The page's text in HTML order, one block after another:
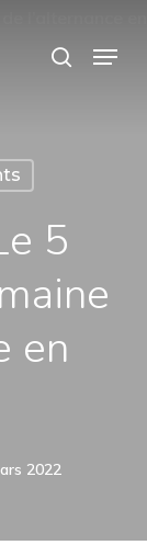
search
Menu
5
en
2022